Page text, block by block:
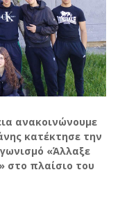
ανακοινώνουμε
κατέκτησε την
«Άλλαξε
στο πλαίσιο του